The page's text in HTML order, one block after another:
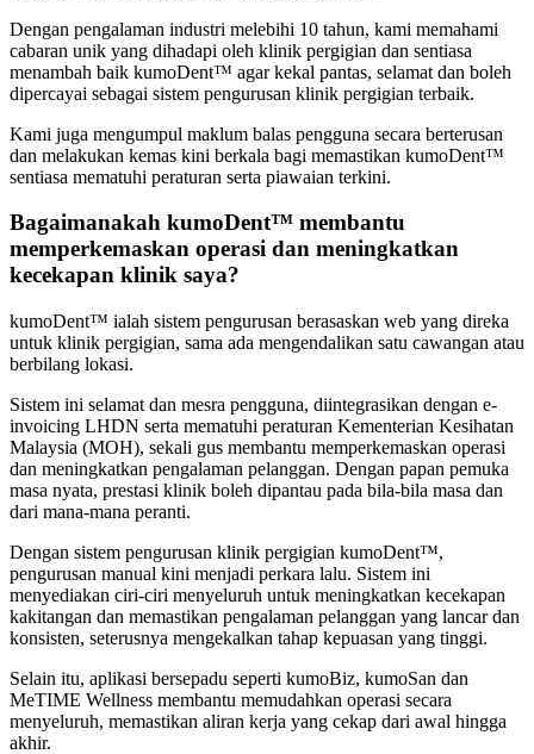
Dengan pengalaman industri melebihi 10 tahun, kami memahami
cabaran unik yang dihadapi oleh klinik pergigian dan sentiasa
menambah baik kumoDent™ agar kekal pantas, selamat dan boleh
dipercayai sebagai sistem pengurusan klinik pergigian terbaik.
Kami juga mengumpul maklum balas pengguna secara berterusan
dan melakukan kemas kini berkala bagi memastikan kumoDent™
sentiasa mematuhi peraturan serta piawaian terkini.
Bagaimanakah kumoDent™ membantu
memperkemaskan operasi dan meningkatkan
kecekapan klinik saya?
kumoDent™ ialah sistem pengurusan berasaskan web yang direka
untuk klinik pergigian, sama ada mengendalikan satu cawangan atau
berbilang lokasi.
Sistem ini selamat dan mesra pengguna, diintegrasikan dengan e-
invoicing LHDN serta mematuhi peraturan Kementerian Kesihatan
Malaysia (MOH), sekali gus membantu memperkemaskan operasi
dan meningkatkan pengalaman pelanggan. Dengan papan pemuka
masa nyata, prestasi klinik boleh dipantau pada bila-bila masa dan
dari mana-mana peranti.
Dengan sistem pengurusan klinik pergigian kumoDent™,
pengurusan manual kini menjadi perkara lalu. Sistem ini
menyediakan ciri-ciri menyeluruh untuk meningkatkan kecekapan
kakitangan dan memastikan pengalaman pelanggan yang lancar dan
konsisten, seterusnya mengekalkan tahap kepuasan yang tinggi.
Selain itu, aplikasi bersepadu seperti kumoBiz, kumoSan dan
MeTIME Wellness membantu memudahkan operasi secara
menyeluruh, memastikan aliran kerja yang cekap dari awal hingga
akhir.